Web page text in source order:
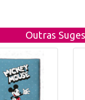
Outras